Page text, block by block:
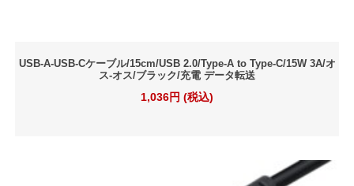
USB-A-USB-Cケーブル/15cm/USB 2.0/Type-A to Type-C/15W 3A/オ
ス-オス/ブラック/充電 データ転送
1,036円 (税込)